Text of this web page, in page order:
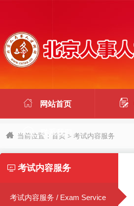
 网站首页 
 联系我们
当前位置： 首页 > 考试内容服务
 考试内容服务
考试内容服务 / Exam Service